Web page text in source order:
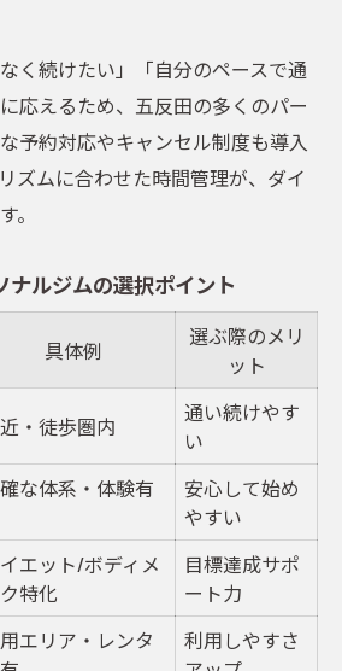
く続けたい」「自分のペースで通
応えるため、五反田の多くのパー
予約対応やキャンセル制度も導入
ズムに合わせた時間管理が、ダイ
。
ナルジムの選択ポイント
具体例
選ぶ際のメリ
ット
・徒歩圏内
通い続けやす
い
な体系・体験有
安心して始め
やすい
エット/ボディメ
特化
目標達成サポ
ート力
エリア・レンタ
利用しやすさ